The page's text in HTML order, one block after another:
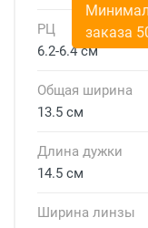
РЦ
6.2-6.4 см
Общая ширина
13.5 см
Длина дужки
14.5 см
Ширина линзы